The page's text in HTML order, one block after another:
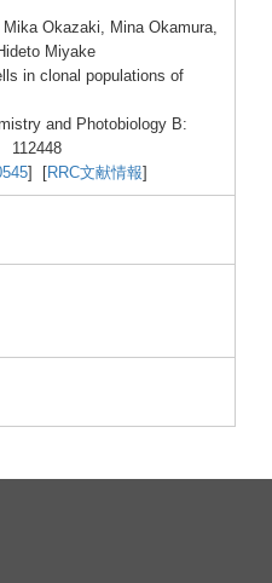
Mika Okazaki, Mina Okamura,
o Miyake
in clonal popul ations of
stry and Photobiology B:
112448
545 RRC文献情報